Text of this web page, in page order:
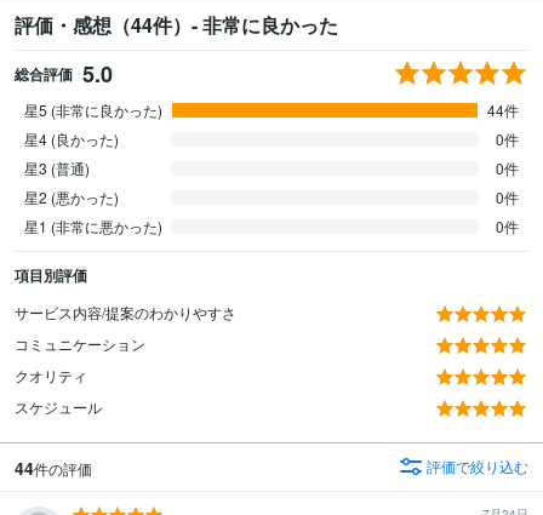
評価・感想（44件）- 非常に良かった
総合評価 5.0
星5 (非常に良かった)
44件
星4 (良かった)
0件
星3 (普通)
0件
星2 (悪かった)
0件
星1 (非常に悪かった)
0件
項目別評価
サービス内容/提案のわかりやすさ
コミュニケーション
クオリティ
スケジュール
44件の評価 評価で絞り込む